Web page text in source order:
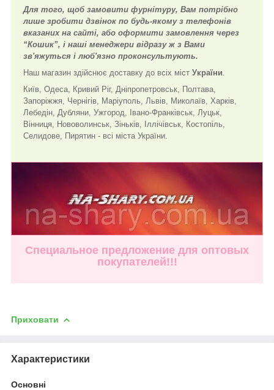
Для того, щоб замовити фурнітуру, Вам потрібно
лише зробити дзвінок по будь-якому з телефонів
вказаних на сайті, або оформити замовлення через
“Кошик”, і наші менеджери відразу ж з Вами
зв'яжуться і люб'язно проконсультують.
Наш магазин здійснює доставку до всіх міст України.
Київ, Одеса, Кривий Ріг, Дніпропетровськ, Полтава,
Запоріжжя, Чернігів, Маріуполь, Львів, Миколаїв, Харків,
Лебедін, Дубляни, Ужгород, Івано-Франківськ, Луцьк,
Вінниця, Нововолинськ, Зіньків, Іллічівськ, Костопіль,
Селидове, Пирятин - всі міста України.
Специальное предложение для оптовых
покупателей!!!
Приховати
Характеристики
Основні